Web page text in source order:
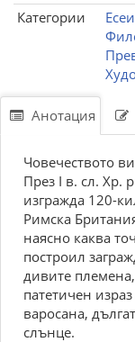
Категории
Анотация
Човечеството
През I в. сл. Хр.
изгражда 120-
Римска
наясно каква
построил
дивите
патетичен
варосана,
слънце.